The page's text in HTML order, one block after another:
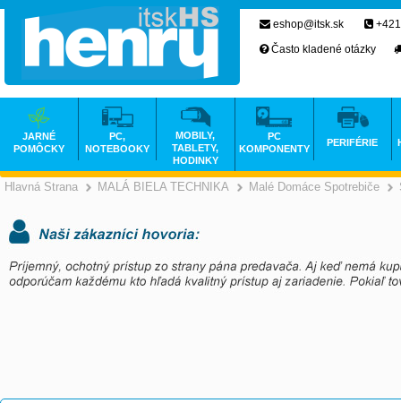
Hlavná Strana >
MALÁ BIELA TECHNIKA >
Malé Domáce Spotrebiče
eshop@itsk.sk
Často kladené otázky
JARNÉ
POMÔCKY
PC,
NOTEBOOKY
MOBILY,
TABLETY,
HODINKY
PC
KOMPONENTY
PERIFÉRIE